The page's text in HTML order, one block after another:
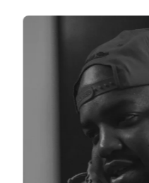
Folie 3 von 3